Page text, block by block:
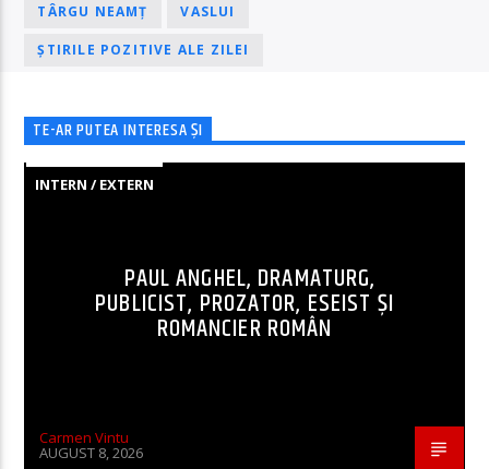
TÂRGU NEAMȚ VASLUI
ȘTIRILE POZITIVE ALE ZILEI
TE-AR PUTEA INTERESA ȘI
INTERN / EXTERN
PAUL ANGHEL, DRAMATURG,
PUBLICIST, PROZATOR, ESEIST ȘI
ROMANCIER ROMÂN
Carmen Vintu
AUGUST 8, 2026